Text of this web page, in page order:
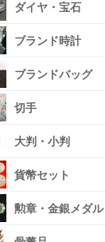
ダイヤ・宝石
ブランド時計
ブランドバッグ
切手
大判・小判
貨幣セット
勲章・金銀メダル